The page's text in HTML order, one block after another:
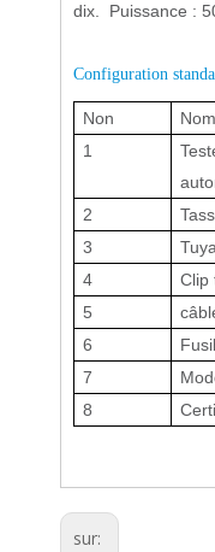
dix. Puissance :
Configuration
Non Nom
1
2
3
4
Clip
5
6
7
8
sur: